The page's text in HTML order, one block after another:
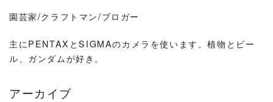
園芸家/クラフトマン/ブロガー
主にPENTAXとSIGMAのカメラを使います。植物とビー
ル、ガンダムが好き。
アーカイブ